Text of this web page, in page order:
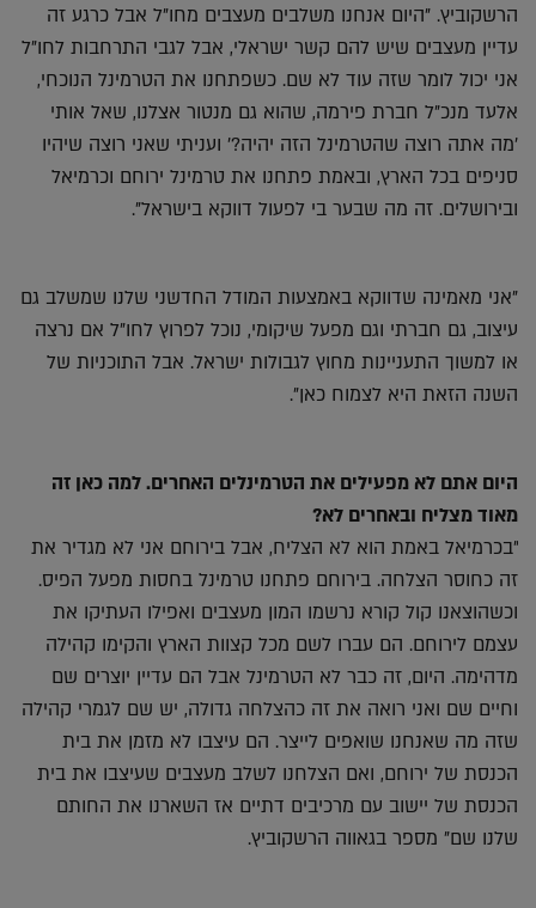
הרשקוביץ. "היום אנחנו משלבים מעצבים מחו"ל אבל כרגע זה
עדיין מעצבים שיש להם קשר ישראלי, אבל לגבי התרחבות לחו"ל
אני יכול לומר שזה עוד לא שם. כשפתחנו את הטרמינל הנוכחי,
אלעד מנכ"ל חברת פירמה, שהוא גם מנטור אצלנו, שאל אותי
'מה אתה רוצה שהטרמינל הזה יהיה?' ועניתי שאני רוצה שיהיו
סניפים בכל הארץ, ובאמת פתחנו את טרמינל ירוחם וכרמיאל
ובירושלים. זה מה שבער בי לפעול דווקא בישראל".
"אני מאמינה שדווקא באמצעות המודל החדשני שלנו שמשלב גם
עיצוב, גם חברתי וגם מפעל שיקומי, נוכל לפרוץ לחו"ל אם נרצה
או למשוך התעניינות מחוץ לגבולות ישראל. אבל התוכניות של
השנה הזאת היא לצמוח כאן".
היום אתם לא מפעילים את הטרמינלים האחרים. למה כאן זה
מאוד מצליח ובאחרים לא?
"בכרמיאל באמת הוא לא הצליח, אבל בירוחם אני לא מגדיר את
זה כחוסר הצלחה. בירוחם פתחנו טרמינל בחסות מפעל הפיס.
וכשהוצאנו קול קורא נרשמו המון מעצבים ואפילו העתיקו את
עצמם לירוחם. הם עברו לשם מכל קצוות הארץ והקימו קהילה
מדהימה. היום, זה כבר לא הטרמינל אבל הם עדיין יוצרים שם
וחיים שם ואני רואה את זה כהצלחה גדולה, יש שם לגמרי קהילה
שזה מה שאנחנו שואפים לייצר. הם עיצבו לא מזמן את בית
הכנסת של ירוחם, ואם הצלחנו לשלב מעצבים שעיצבו את בית
הכנסת של יישוב עם מרכיבים דתיים אז השארנו את החותם
שלנו שם" מספר בגאווה הרשקוביץ.